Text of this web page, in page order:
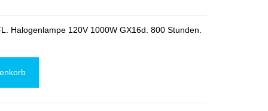
Halogenlampe 120V 1000W GX16d. 800 Stunden.